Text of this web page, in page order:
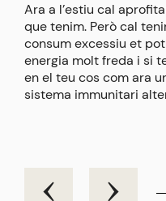
Ara a l’estiu cal
que tenim. Però cal
consum excessiu et
energia molt freda i si
en el teu cos com ara
sistema immunitari